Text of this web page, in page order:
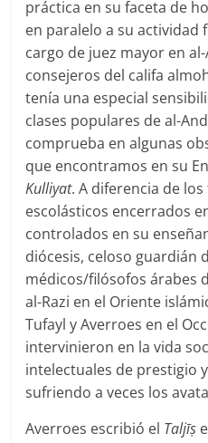
práctica en su faceta de
en paralelo a su actividad
cargo de juez mayor en
consejeros del califa
tenía una especial
clases populares de al-
comprueba en algunas
que encontramos en su
Kulliyat. A diferencia de
escolásticos encerrados
controlados en su
diócesis, celoso guardián
médicos/filósofos árabes
al-Razi en el Oriente
Tufayl y Averroes en el
intervinieron en la vida
intelectuales de prestigio
sufriendo a veces los
Averroes escribió el Taljīṣ